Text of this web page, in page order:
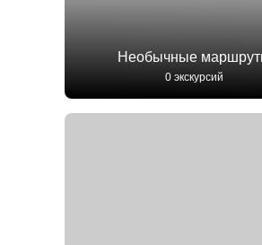
Необычные
0 экскурсий